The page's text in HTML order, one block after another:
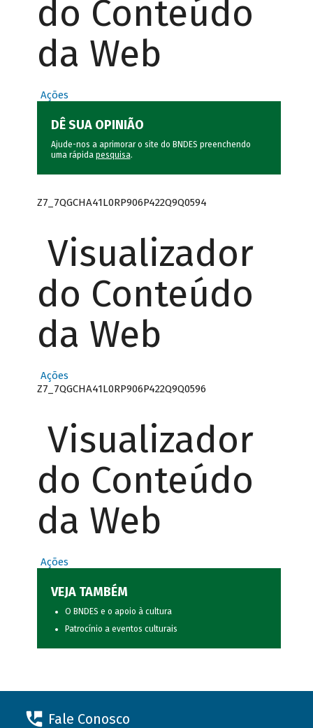
do Conteúdo
da Web
Ações
DÊ SUA OPINIÃO
Ajude-nos a aprimorar o site do BNDES preenchendo
uma rápida pesquisa.
Z7_7QGCHA41L0RP906P422Q9Q0594
Visualizador
do Conteúdo
da Web
Ações
Z7_7QGCHA41L0RP906P422Q9Q0596
Visualizador
do Conteúdo
da Web
Ações
VEJA TAMBÉM
O BNDES e o apoio à cultura
Patrocínio a eventos culturais
Fale Conosco